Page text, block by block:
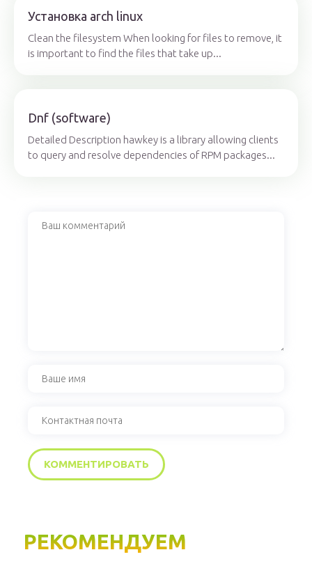
Установка arch linux
Clean the filesystem When looking for files to remove, it
is important to find the files that take up...
Dnf (software)
Detailed Description hawkey is a library allowing clients
to query and resolve dependencies of RPM packages...
РЕКОМЕНДУЕМ